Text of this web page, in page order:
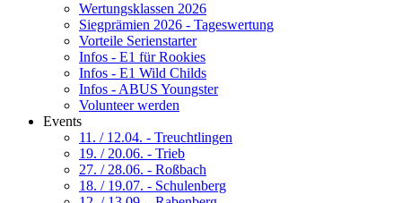
Wertungsklassen 2026
Siegprämien 2026 - Tageswertung
Vorteile Serienstarter
Infos - E1 für Rookies
Infos - E1 Wild Childs
Infos - ABUS Youngster
Volunteer werden
Events
11. / 12.04. - Treuchtlingen
19. / 20.06. - Trieb
27. / 28.06. - Roßbach
18. / 19.07. - Schulenberg